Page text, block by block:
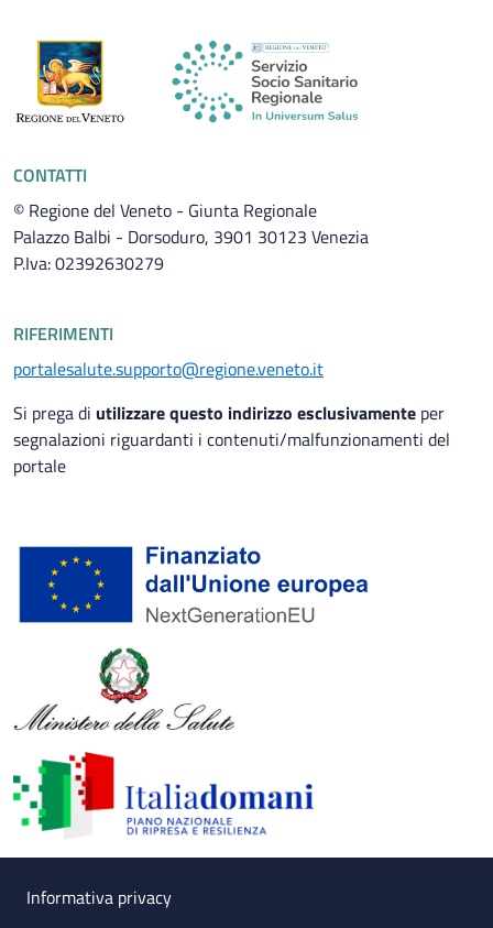
CONTATTI
© Regione del Veneto - Giunta Regionale
Palazzo Balbi - Dorsoduro, 3901 30123 Venezia
P.Iva: 02392630279
RIFERIMENTI
portalesalute.supporto@regione.veneto.it
Si prega di utilizzare questo indirizzo esclusivamente per
segnalazioni riguardanti i contenuti/malfunzionamenti del
portale
Small prints
Useful links section
Informativa privacy